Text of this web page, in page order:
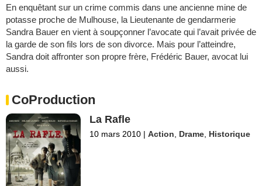
En enquêtant sur un crime commis dans une ancienne mine de
potasse proche de Mulhouse, la Lieutenante de gendarmerie
Sandra Bauer en vient à soupçonner l’avocate qui l’avait privée de
la garde de son fils lors de son divorce. Mais pour l’atteindre,
Sandra doit affronter son propre frère, Frédéric Bauer, avocat lui
aussi.
CoProduction
La Rafle
10 mars 2010 | Action Drame Historique